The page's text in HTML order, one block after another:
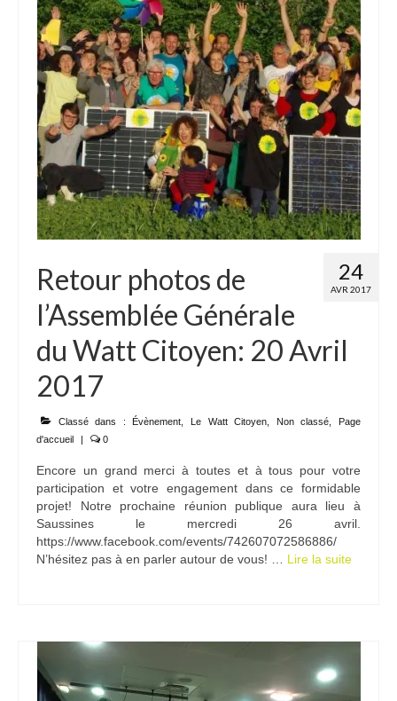
Adhérer
PROJETS
LE WATT CITOYEN
Parc Photovoltaïque
Structure juridique
Les lettres aux sociétaires
Inauguration du parc
Exploitation
THEMATIQUES
Energie
Déchets
Ramassages citoyens de déchets
ASTRONOMIE
ARCHIVES
CONTACT
24
AVR 2017
Retour photos de
l’Assemblée Générale
du Watt Citoyen: 20 Avril
2017
Classé dans : Évènement Le Watt Citoyen Non classé
Page
d'accueil
| 0
Encore un grand merci à toutes et à tous pour votre
participation et votre engagement dans ce formidable
projet! Notre prochaine réunion publique aura lieu à
Saussines le mercredi 26 avril.
https://www.facebook.com/events/742607072586886/
N’hésitez pas à en parler autour de vous! … Lire la suite­­